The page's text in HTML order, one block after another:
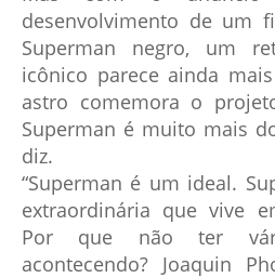
desenvolvimento de um
Superman negro, um
icônico parece ainda
astro comemora o
Superman é muito mais
diz.
“Superman é um ideal.
extraordinária que vive
Por que não ter
acontecendo? Joaquin